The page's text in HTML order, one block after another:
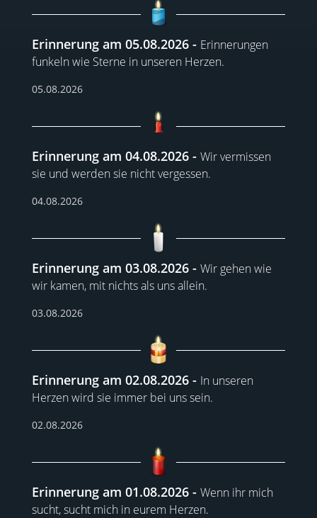
Erinnerung am 05.08.2026
Erinnerungen
funkeln wie Sterne in unseren Herzen.
05.08.2026
Erinnerung am 04.08.2026
Wir vermissen
sie und werden sie nicht vergessen.
04.08.2026
Erinnerung am 03.08.2026
Wir gehen wie
wir kamen, mit nichts als uns allein.
03.08.2026
Erinnerung am 02.08.2026
In unseren
Herzen wird sie immer bei uns sein.
02.08.2026
Erinnerung am 01.08.2026
Wenn ihr mich
sucht, sucht mich in eurem Herzen.